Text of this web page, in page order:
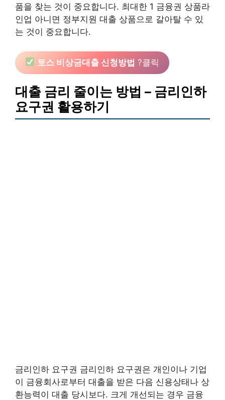
품을 찾는 것이 중요합니다. 최대한 1 금융권 상품라
인업 아니면 정부지원 대출 상품으로 갈아탈 수 있
는 것이 중요합니다.
토스 비상금대출 신청방법 ?클릭
대출 금리 줄이는 방법 – 금리인하
요구권 활용하기
금리인하 요구권 금리인하 요구권은 개인이나 기업
이 금융회사로부터 대출을 받은 다음 신용상태나 상
환능력이 대출 당시보다. 크게 개선되는 경우 금융